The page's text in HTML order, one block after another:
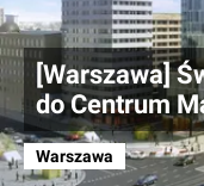
[Warszawa]
do Centrum
Warszawa